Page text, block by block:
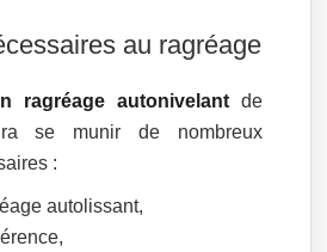
au ragréage
ragréage autonivelantde
se munir de nombreux
:
autolissant,